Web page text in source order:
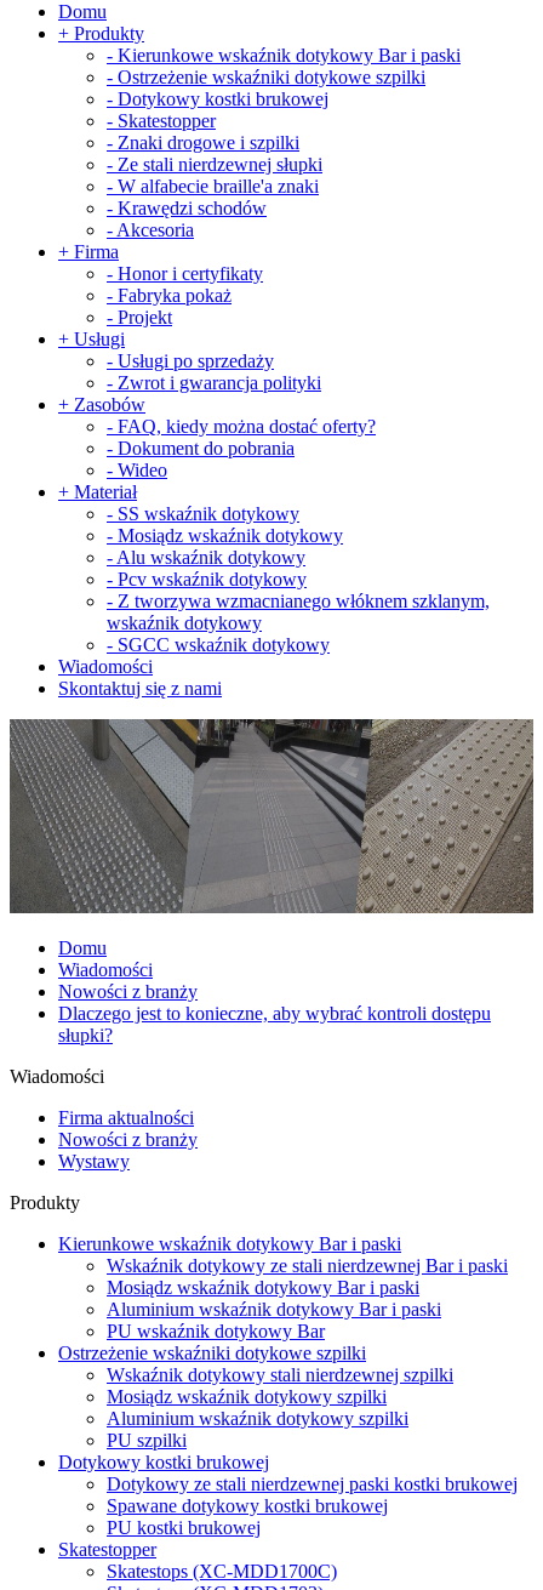
Domu
+ Produkty
- Kierunkowe wskaźnik dotykowy Bar i paski
- Ostrzeżenie wskaźniki dotykowe szpilki
- Dotykowy kostki brukowej
- Skatestopper
- Znaki drogowe i szpilki
- Ze stali nierdzewnej słupki
- W alfabecie braille'a znaki
- Krawędzi schodów
- Akcesoria
+ Firma
- Honor i certyfikaty
- Fabryka pokaż
- Projekt
+ Usługi
- Usługi po sprzedaży
- Zwrot i gwarancja polityki
+ Zasobów
- FAQ, kiedy można dostać oferty?
- Dokument do pobrania
- Wideo
+ Materiał
- SS wskaźnik dotykowy
- Mosiądz wskaźnik dotykowy
- Alu wskaźnik dotykowy
- Pcv wskaźnik dotykowy
- Z tworzywa wzmacnianego włóknem szklanym,
wskaźnik dotykowy
- SGCC wskaźnik dotykowy
Wiadomości
Skontaktuj się z nami
Domu
Wiadomości
Nowości z branży
Dlaczego jest to konieczne, aby wybrać kontroli dostępu
słupki?
Wiadomości
Firma aktualności
Nowości z branży
Wystawy
Produkty
Kierunkowe wskaźnik dotykowy Bar i paski
Wskaźnik dotykowy ze stali nierdzewnej Bar i paski
Mosiądz wskaźnik dotykowy Bar i paski
Aluminium wskaźnik dotykowy Bar i paski
PU wskaźnik dotykowy Bar
Ostrzeżenie wskaźniki dotykowe szpilki
Wskaźnik dotykowy stali nierdzewnej szpilki
Mosiądz wskaźnik dotykowy szpilki
Aluminium wskaźnik dotykowy szpilki
PU szpilki
Dotykowy kostki brukowej
Dotykowy ze stali nierdzewnej paski kostki brukowej
Spawane dotykowy kostki brukowej
PU kostki brukowej
Skatestopper
Skatestops (XC-MDD1700C)